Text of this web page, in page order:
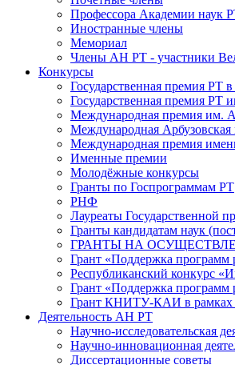
Профессора Академии наук
Иностранные члены
Мемориал
Члены АН РТ - участники
Конкурсы
Государственная премия РТ
Государственная премия РТ
Международная премия им.
Международная
Международная премия
Именные премии
Молодёжные конкурсы
Гранты по Госпрограммам РТ
РНФ
Лауреаты Государственной
Гранты кандидатам наук
ГРАНТЫ НА
Грант «Поддержка программ
Республиканский конкурс
Грант «Поддержка программ
Грант КНИТУ-КАИ в рамках
Деятельность АН РТ
Научно-исследовательская
Научно-инновационная
Диссертационные советы